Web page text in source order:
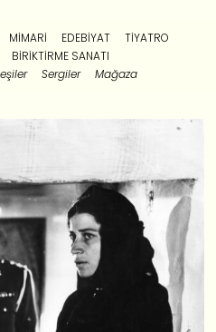
MIMARI EDEBIYAT
TIYATRO
BIRIKTIRME SANATI
Sergiler Mağaza